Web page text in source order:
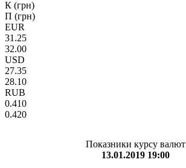
К (грн)
П (грн)
EUR
31.25
32.00
USD
27.35
28.10
RUB
0.410
0.420
Показники курсу валют
13.01.2019 19:00